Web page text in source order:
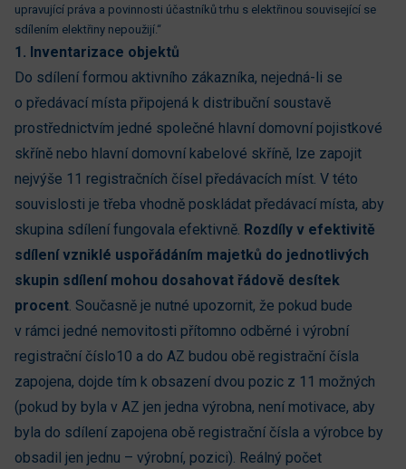
upravující práva a povinnosti účastníků trhu s elektřinou související se
sdílením elektřiny nepoužijí.“
1. Inventarizace objektů
Do sdílení formou aktivního zákazníka, nejedná-li se
o předávací místa připojená k distribuční soustavě
prostřednictvím jedné společné hlavní domovní pojistkové
skříně nebo hlavní domovní kabelové skříně, lze zapojit
nejvýše 11 registračních čísel předávacích míst. V této
souvislosti je třeba vhodně poskládat předávací místa, aby
skupina sdílení fungovala efektivně. Rozdíly v efektivitě
sdílení vzniklé uspořádáním majetků do jednotlivých
skupin sdílení mohou dosahovat řádově desítek
procent. Současně je nutné upozornit, že pokud bude
v rámci jedné nemovitosti přítomno odběrné i výrobní
registrační číslo10 a do AZ budou obě registrační čísla
zapojena, dojde tím k obsazení dvou pozic z 11 možných
(pokud by byla v AZ jen jedna výrobna, není motivace, aby
byla do sdílení zapojena obě registrační čísla a výrobce by
obsadil jen jednu – výrobní, pozici). Reálný počet